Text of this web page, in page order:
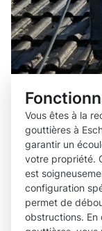
Vous êtes à la
gouttières à
garantir un
votre propriété.
est
configuration
permet de
obstructions.